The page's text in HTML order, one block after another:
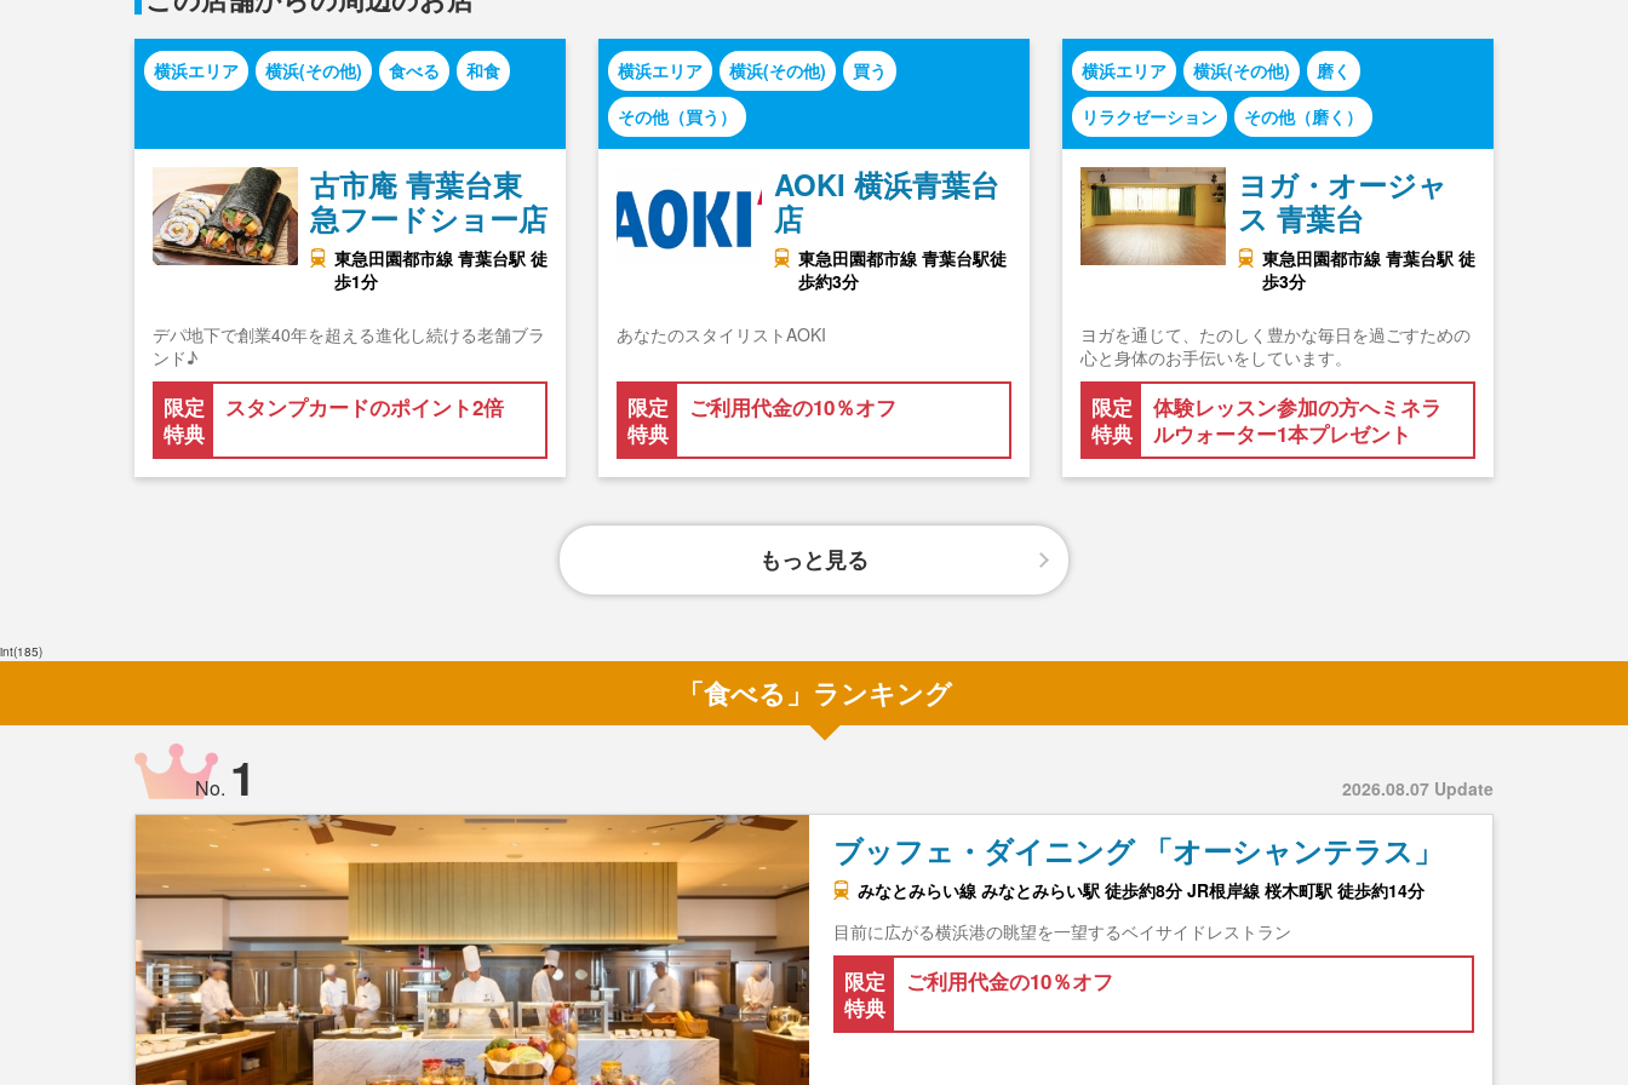
横浜エリア 横浜(その他) 食べる 和食
古市庵 青葉台東
急フードショー店
東急田園都市線 青葉台駅 徒
歩1分
デパ地下で創業40年を超える進化し続ける老舗ブラ
ンド♪
限定
特典
スタンプカードのポイント2倍
横浜エリア 横浜(その他)
買う
その他（買う）
AOKI 横浜青葉台
店
東急田園都市線 青葉台駅徒
歩約3分
あなたのスタイリストAOKI
限定
特典
ご利用代金の10％オフ
横浜エリア 横浜(その他)
磨く
リラクゼーション
その他（磨く）
ヨガ・オージャ
ス 青葉台
東急田園都市線 青葉台駅 徒
歩3分
ヨガを通じて、たのしく豊かな毎日を過ごすための
心と身体のお手伝いをしています。
限定
特典
体験レッスン参加の方へミネラ
ルウォーター1本プレゼント
もっと見る
int(185)
「食べる」ランキング
2026.08.07 Update
No. 1
ブッフェ・ダイニング 「オーシャンテラス」
みなとみらい線 みなとみらい駅 徒歩約8分 JR根岸線 桜木町駅 徒歩約14分
目前に広がる横浜港の眺望を一望するベイサイドレストラン
限定
特典
ご利用代金の10％オフ